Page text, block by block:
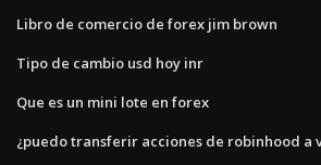
Libro de comercio de forex jim brown
Tipo de cambio usd hoy inr
Que es un mini lote en forex
¿puedo transferir acciones de robinhood a